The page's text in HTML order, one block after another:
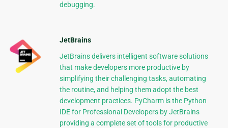
debugging.
JetBrains
JetBrains delivers intelligent software solutions
that make developers more productive by
simplifying their challenging tasks, automating
the routine, and helping them adopt the best
development practices. PyCharm is the Python
IDE for Professional Developers by JetBrains
providing a complete set of tools for productive